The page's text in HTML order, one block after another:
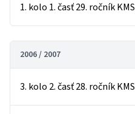
1. kolo 1. časť 29. ročník KMS
2006 / 2007
3. kolo 2. časť 28. ročník KMS